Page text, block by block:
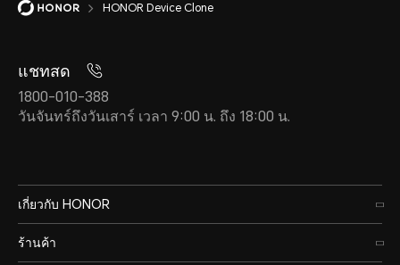
HONOR Device Clone
แชทสด
1800-010-388
วันจันทร์ถึงวันเสาร์ เวลา 9:00 น. ถึง 18:00 น.
เกี่ยวกับ HONOR
ร้านค้า